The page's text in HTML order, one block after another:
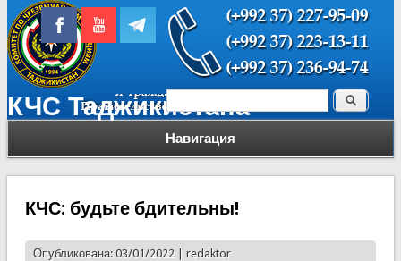
КЧС Таджикистана
Навигация
Форма поиска Поиск
КЧС: будьте бдительны!
Опубликована: 03/01/2022 | redaktor